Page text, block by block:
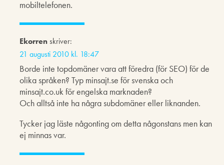
mobiltelefonen.
Ekorrenskriver:
21 augusti 2010 kl. 18:47
Borde inte topdomäner vara att föredra (för SEO) för de
olika språken? Typ minsajt.se för svenska och
minsajt.co.uk för engelska marknaden?
Och alltså inte ha några subdomäner eller liknanden.
Tycker jag läste någonting om detta någonstans men kan
ej minnas var.